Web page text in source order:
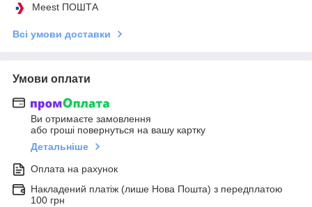
Meest ПОШТА
Всі умови доставки
Умови оплати
Ви отримаєте замовлення
або гроші повернуться на вашу картку
Детальніше
Оплата на рахунок
Накладений платіж (лише Нова Пошта) з передплатою
100 грн